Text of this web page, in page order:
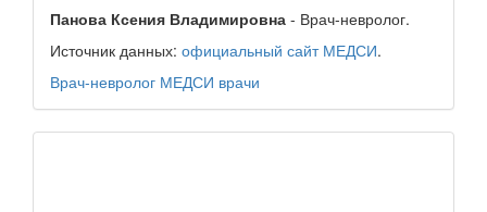
Панова Ксения Владимировна - Врач-невролог.
Источник данных: официальный сайт МЕДСИ.
Врач-невролог МЕДСИ врачи